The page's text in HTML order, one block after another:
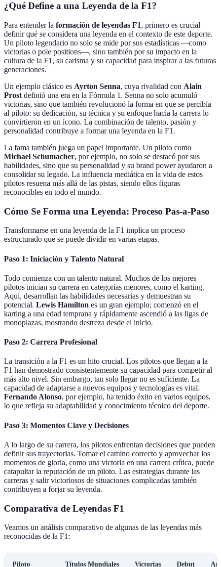
¿Qué Define a una Leyenda de la F1?
Para entender la formación de leyendas F1, primero es crucial
definir qué se considera una leyenda en el contexto de este deporte.
Un piloto legendario no solo se mide por sus estadísticas —como
victorias o pole positions—, sino también por su impacto en la
cultura de la F1, su carisma y su capacidad para inspirar a las futuras
generaciones.
Un ejemplo clásico es Ayrton Senna, cuya rivalidad con Alain
Prost definió una era en la Fórmula 1. Senna no solo acumuló
victorias, sino que también revolucionó la forma en que se percibía
al piloto: su dedicación, su técnica y su enfoque hacia la carrera lo
convirtieron en un ícono. La combinación de talento, pasión y
personalidad contribuye a formar una leyenda en la F1.
La fama también juega un papel importante. Un piloto como
Michael Schumacher, por ejemplo, no solo se destacó por sus
habilidades, sino que su personalidad y su brand power ayudaron a
consolidar su legado. La influencia mediática en la vida de estos
pilotos resuena más allá de las pistas, siendo ellos figuras
reconocibles en todo el mundo.
Cómo Se Forma una Leyenda: Proceso Pas-a-Paso
Transformarse en una leyenda de la F1 implica un proceso
estructurado que se puede dividir en varias etapas.
Paso 1: Iniciación y Talento Natural
Todo comienza con un talento natural. Muchos de los mejores
pilotos inician su carrera en categorías menores, como el karting.
Aquí, desarrollan las habilidades necesarias y demuestran su
potencial. Lewis Hamilton es un gran ejemplo; comenzó en el
karting a una edad temprana y rápidamente ascendió a las ligas de
monoplazas, mostrando destreza desde el inicio.
Paso 2: Carrera Profesional
La transición a la F1 es un hito crucial. Los pilotos que llegan a la
F1 han demostrado consistentemente su capacidad para competir al
más alto nivel. Sin embargo, tan solo llegar no es suficiente. La
capacidad de adaptarse a nuevos equipos y tecnologías es vital.
Fernando Alonso, por ejemplo, ha tenido éxito en varios equipos,
lo que refleja su adaptabilidad y conocimiento técnico del deporte.
Paso 3: Momentos Clave y Decisiones
A lo largo de su carrera, los pilotos enfrentan decisiones que pueden
definir sus trayectorias. Tomar el camino correcto y aprovechar los
momentos de gloria, como una victoria en una carrera crítica, puede
catapultar la reputación de un piloto. Las estrategias durante las
carreras y salir victoriosos de situaciones complicadas también
contribuyen a forjar su leyenda.
Comparativa de Leyendas F1
Veamos un análisis comparativo de algunas de las leyendas más
reconocidas de la F1:
Piloto Títulos Mundiales Victorias Debut